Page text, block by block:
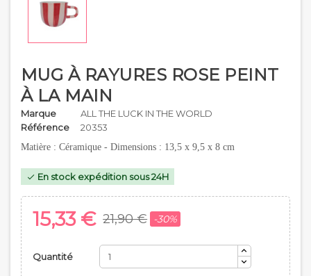
MUG À RAYURES ROSE PEINT
À LA MAIN
Marque
ALL THE LUCK IN THE WORLD
Référence
20353
Matière : Céramique - Dimensions : 13,5 x 9,5 x 8 cm
 En stock expédition sous 24H
15,33 € 21,90 € -30%
Quantité